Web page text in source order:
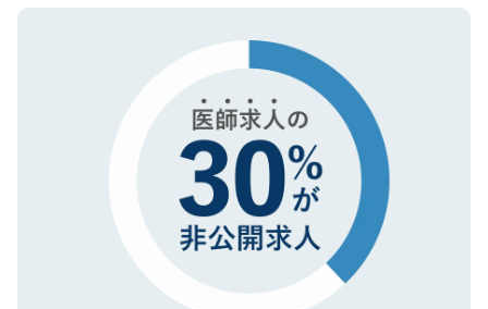
で、機密保持に関してもご安心ください。
ので、まずはご登録ください。